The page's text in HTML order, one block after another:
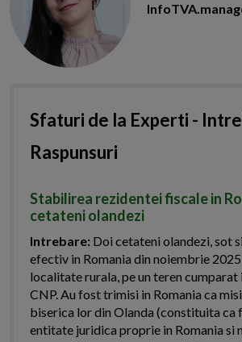
Sfaturi de la Experti -
Raspunsuri
Stabilirea rezidentei fiscale in
cetateni olandezi
Intrebare: Doi cetateni olandezi, sot
efectiv in Romania din noiembrie
localitate rurala, pe un teren cumparat
CNP. Au fost trimisi in Romania ca
biserica lor din Olanda (constituita ca
entitate juridica proprie in Romania si